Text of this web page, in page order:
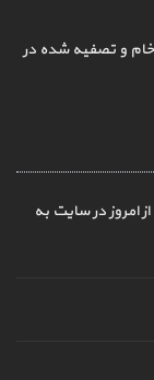
و تصفیه شده در
آزاد 160 هزارتومانی از امروز در سایت به